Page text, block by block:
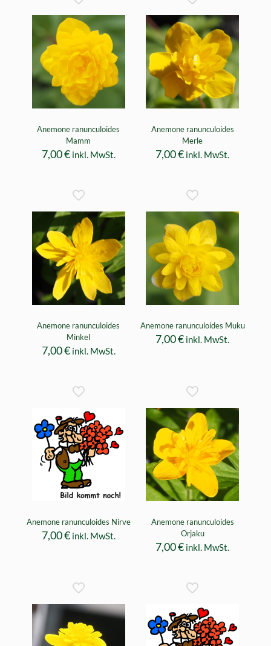
Anemone ranunculoides
Mamm
7,00€ inkl. MwSt.
Anemone ranunculoides
Merle
7,00€ inkl. MwSt.
Anemone ranunculoides
Minkel
7,00€ inkl. MwSt.
Anemone ranunculoides Muku
7,00€ inkl. MwSt.
Anemone ranunculoides Nirve
7,00€ inkl. MwSt.
Anemone ranunculoides
Orjaku
7,00€ inkl. MwSt.